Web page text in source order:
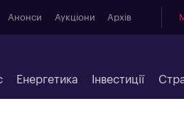
Анонси Аукціони Архів
Енергетика Інвестиції